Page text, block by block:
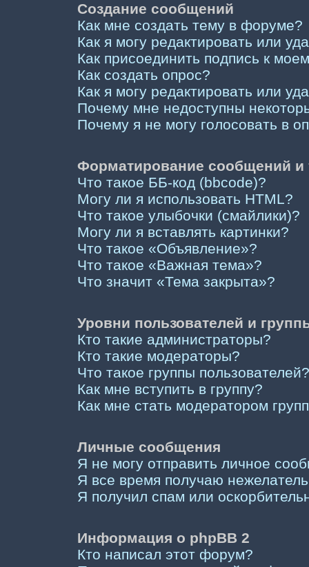
Создание сообщений
Как мне создать тему в форуме?
Как я могу редактировать или
Как присоединить подпись к
Как создать опрос?
Как я могу редактировать или
Почему мне недоступны
Почему я не могу голосовать в
Форматирование сообщений
Что такое ББ-код (bbcode)?
Могу ли я использовать HTML?
Что такое улыбочки (смайлики)?
Могу ли я вставлять картинки?
Что такое «Объявление»?
Что такое «Важная тема»?
Что значит «Тема закрыта»?
Уровни пользователей и
Кто такие администраторы?
Кто такие модераторы?
Что такое группы пользователей?
Как мне вступить в группу?
Как мне стать модератором
Личные сообщения
Я не могу отправить личное
Я все время получаю
Я получил спам или
Информация о phpBB 2
Кто написал этот форум?